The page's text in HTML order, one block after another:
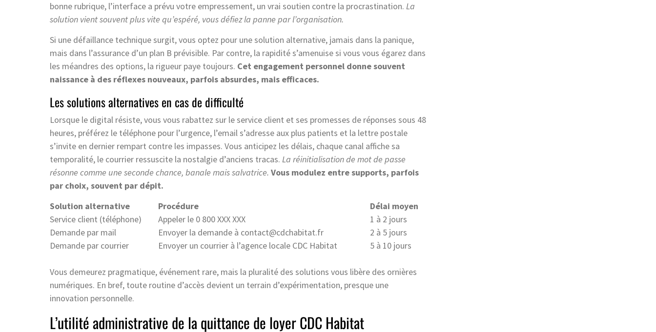
bonne rubrique, l’interface a prévu votre empressement, un vrai soutien contre la procrastination. La
solution vient souvent plus vite qu’espéré, vous défiez la panne par l’organisation.
Si une défaillance technique surgit, vous optez pour une solution alternative, jamais dans la panique,
mais dans l’assurance d’un plan B prévisible. Par contre, la rapidité s’amenuise si vous vous égarez dans
les méandres des options, la rigueur paye toujours. Cet engagement personnel donne souvent
naissance à des réflexes nouveaux, parfois absurdes, mais efficaces.
Les solutions alternatives en cas de difficulté
Lorsque le digital résiste, vous vous rabattez sur le service client et ses promesses de réponses sous 48
heures, préférez le téléphone pour l’urgence, l’email s’adresse aux plus patients et la lettre postale
s’invite en dernier rempart contre les impasses. Vous anticipez les délais, chaque canal affiche sa
temporalité, le courrier ressuscite la nostalgie d’anciens tracas. La réinitialisation de mot de passe
résonne comme une seconde chance, banale mais salvatrice. Vous modulez entre supports, parfois
par choix, souvent par dépit.
Solution alternative
Procédure
Délai moyen
Service client (téléphone)
Appeler le 0 800 XXX XXX
1 à 2 jours
Demande par mail
Envoyer la demande à contact@cdchabitat.fr
2 à 5 jours
Demande par courrier
Envoyer un courrier à l’agence locale CDC Habitat 5 à 10 jours
Vous demeurez pragmatique, événement rare, mais la pluralité des solutions vous libère des ornières
numériques. En bref, toute routine d’accès devient un terrain d’expérimentation, presque une
innovation personnelle.
L’utilité administrative de la quittance de loyer CDC Habitat